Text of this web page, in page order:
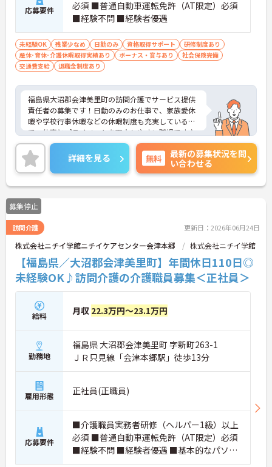
応募要件
必須 ■普通自動車運転免許（AT限定）必須
■経験不問 ■経験者優遇
未経験OK 残業少なめ 日勤のみ 資格取得サポート
研修制度あり
産休･育休･介護休暇取得実績あり
ボーナス・賞与あり
社会保険完備
交通費支給
退職金制度あり
福島県大沼郡会津美里町の訪問介護でサービス提供
責任者の募集です！日勤のみのお仕事で、家族愛休
暇や学校行事休暇などの休暇制度も充実しているの
で、仕事とプライベートを両立しやすい職場です♪
また、保育所手当や利用可能な託児施設もあるの
で、ご家族のいる方でも安心して働くことができま
す◎ご興味のある方は、面接ポイントをお伝えしま
すので、お気軽にご連絡ください。
詳細を見る 無料
最新の募集状況を問
い合わせる
募集停止
訪問介護 更新日：2026年06月24日
株式会社ニチイ学館ニチイケアセンター会津本郷 株式会社ニチイ学館
【福島県／大沼郡会津美里町】年間休日110日◎
未経験OK♪訪問介護の介護職員募集＜正社員＞
給料 月収 22.3万円～23.1万円
勤務地
福島県 大沼郡会津美里町 字新町263-1
ＪＲ只見線「会津本郷駅」徒歩13分
雇用形態 正社員(正職員)
応募要件
■介護職員実務者研修（ヘルパー1級）以上
必須 ■普通自動車運転免許（AT限定）必須
■経験不問 ■経験者優遇 ■基本的なパソコ
ンの入力操作できれば尚可